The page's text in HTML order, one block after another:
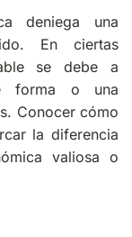
deniega una
En ciertas
se debe a
forma o una
Conocer cómo
la diferencia
valiosa o